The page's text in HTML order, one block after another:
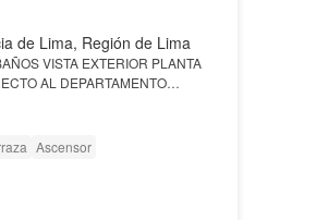
de Lima, Región de Lima
VISTA EXTERIOR PLANTA
AL DEPARTAMENTO
Ascensor